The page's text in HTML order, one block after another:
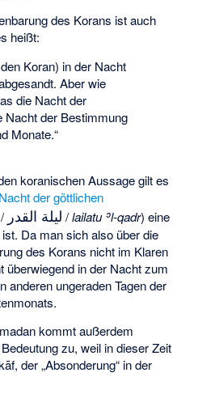
des Korans ist auch
heißt:
Koran) in der Nacht
Aber wie
die Nacht der
Nacht der Bestimmung
Monate.“
koranischen Aussage gilt es
Nacht der göttlichen
ليلة القدر /lailatu ʾl-qadr) eine
Da man sich also über die
des Korans nicht im Klaren
überwiegend in der Nacht zum
anderen ungeraden Tagen der
kommt außerdem
zu, weil in dieser Zeit
, der „Absonderung“ in der